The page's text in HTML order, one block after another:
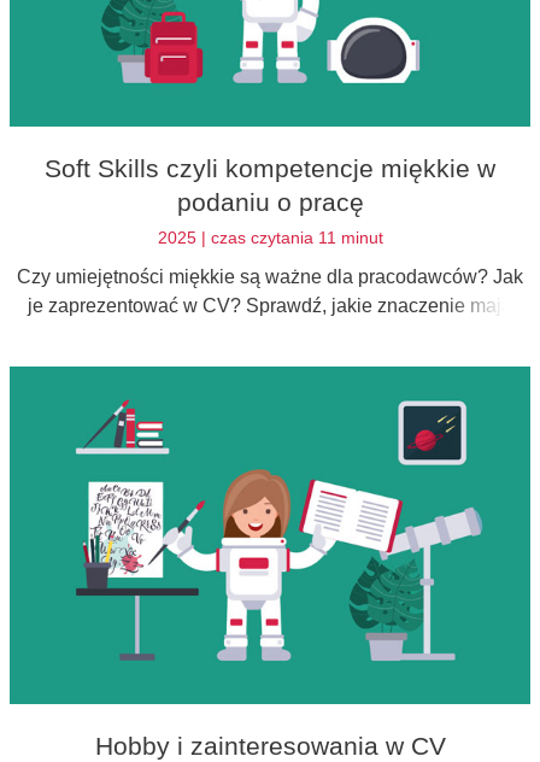
Soft Skills czyli kompetencje miękkie w
podaniu o pracę
2025 | czas czytania 11 minut
Czy umiejętności miękkie są ważne dla pracodawców? Jak
je zaprezentować w CV? Sprawdź, jakie znaczenie mają
Hobby i zainteresowania w CV